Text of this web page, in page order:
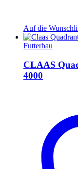
Auf die
Futterbau
CLAAS
4000